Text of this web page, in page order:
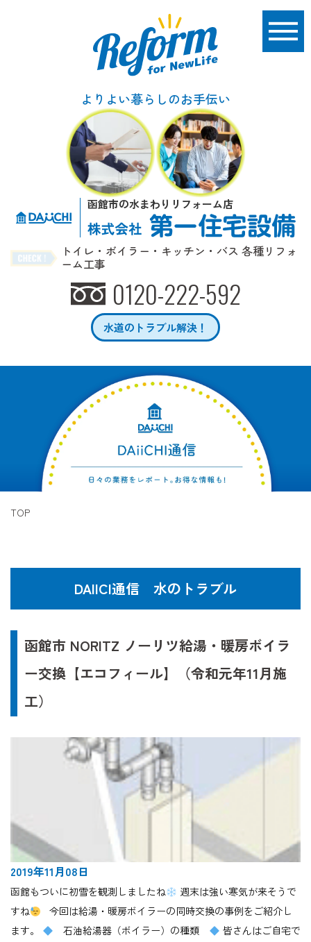
よりよい暮らしのお手伝い
函館市の水まわりリフォーム店
トイレ・ボイラー・キッチン・バス 各種リフォ
ーム工事
0120-222-592
水道のトラブル解決！
TOP
DAIICI通信 水のトラブル
函館市 NORITZ ノーリツ給湯・暖房ボイラ
ー交換【エコフィール】（令和元年11月施
工）
2019年11月08日
函館もついに初雪を観測しましたね
週末は強い寒気が来そうで
すね
今回は給湯・暖房ボイラーの同時交換の事例をご紹介し
ます。
石油給湯器（ボイラー）の種類
皆さんはご自宅で